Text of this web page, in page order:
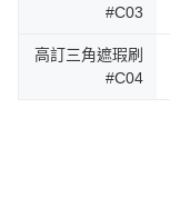
#C03
高訂三角遮瑕刷
#C04